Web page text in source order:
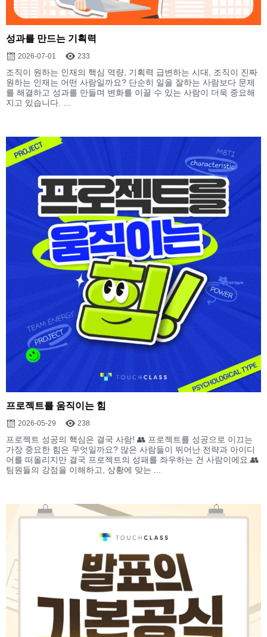
성과를 만드는 기획력
2026-07-01 233
조직이 원하는 인재의 핵심 역량, 기획력 급변하는 시대, 조직이 진짜
원하는 인재는 어떤 사람일까요? 단순히 일을 잘하는 사람보다 문제
를 해결하고 성과를 만들며 변화를 이끌 수 있는 사람이 더욱 중요해
지고 있습니다. ...
프로젝트를 움직이는 힘
2026-05-29 238
프로젝트 성공의 핵심은 결국 사람! 👥 프로젝트를 성공으로 이끄는
가장 중요한 힘은 무엇일까요? 많은 사람들이 뛰어난 전략과 아이디
어를 떠올리지만 결국 프로젝트의 성패를 좌우하는 건 사람이에요.👥
팀원들의 강점을 이해하고, 상황에 맞는 ...